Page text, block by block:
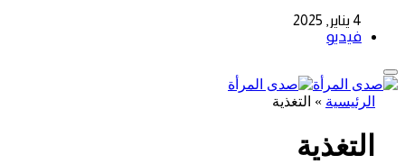
4 يناير, 2025
فيديو
الرئيسية » التغذية
التغذية